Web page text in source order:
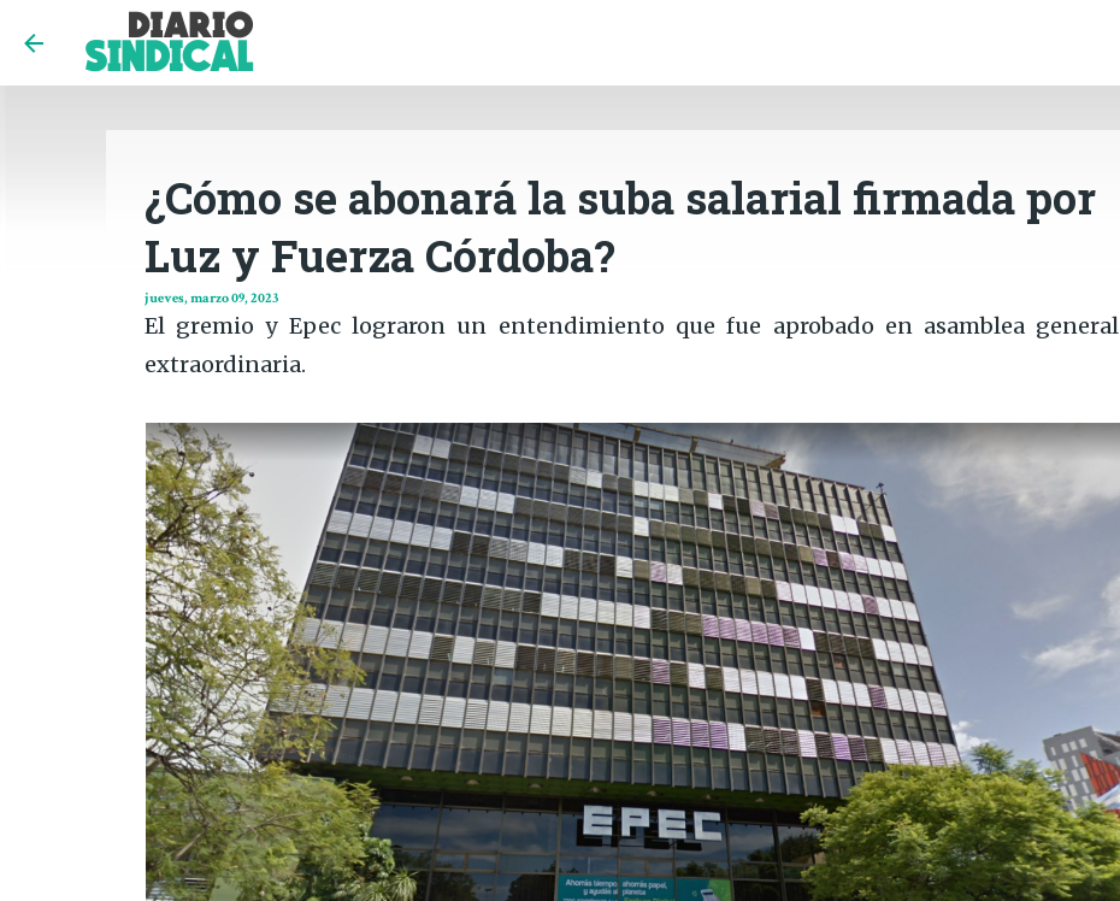
¿Cómo se abonará la suba salarial firmada por
Luz y Fuerza Córdoba?
jueves, marzo 09, 2023
El gremio y Epec lograron un entendimiento que fue aprobado en asamblea general
extraordinaria.